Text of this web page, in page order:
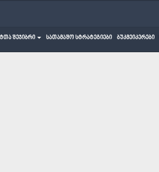
შეჯიბრი სათამაშო სტრატეგიები ბუკმეიკერები